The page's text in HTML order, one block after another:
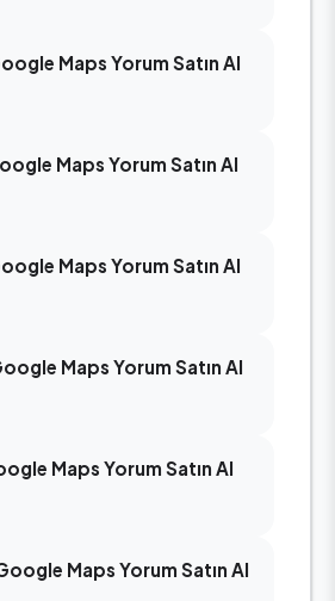
Maps Yorum Satın Al
Maps Yorum Satın Al
Maps Yorum Satın Al
Maps Yorum Satın Al
Maps Yorum Satın Al
Maps Yorum Satın Al